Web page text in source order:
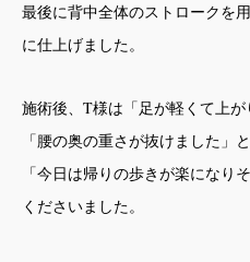
最後に背中全体のストロークを
に仕上げました。
施術後、T様は「足が軽くて上が
「腰の奥の重さが抜けました」
「今日は帰りの歩きが楽になり
くださいました。